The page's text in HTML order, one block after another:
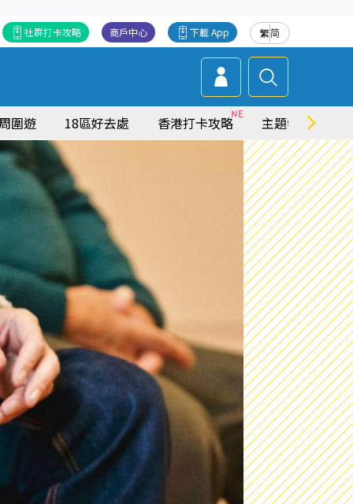
繁简
下載 App
商戶中心
社群打卡攻略
圍遊 18區好去處 香港打卡攻略 主題特集